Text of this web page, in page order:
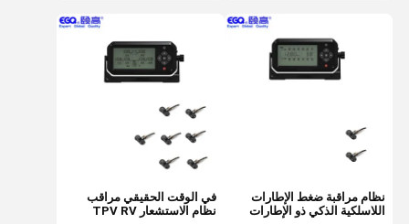
معلومات عنا
نظام مراقبة ضغط الإطارات
اللاسلكية الذكي ذو الإطارات
في الوقت الحقيقي مراقب
نظام الاستشعار TPV RV